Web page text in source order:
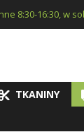
8:30-16:30, w
TKANINY